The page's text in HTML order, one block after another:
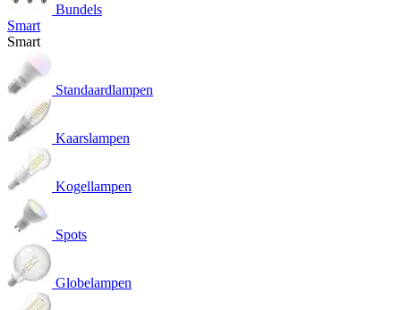
Bundels
Smart
Smart
Standaardlampen
Kaarslampen
Kogellampen
Spots
Globelampen